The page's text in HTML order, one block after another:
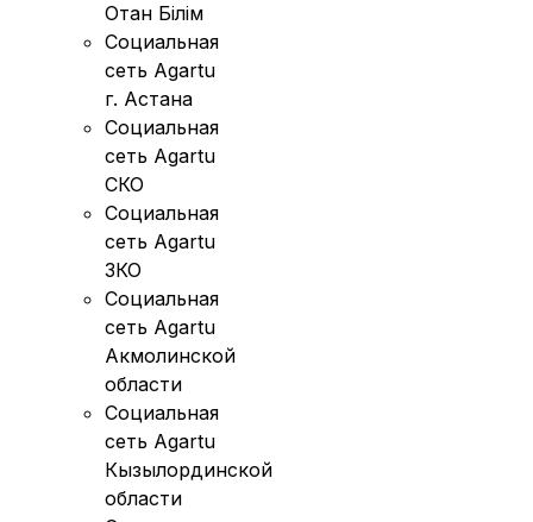
Отан Бiлiм
Социальная
сеть Agartu
г. Астана
Социальная
сеть Agartu
СКО
Социальная
сеть Agartu
ЗКО
Социальная
сеть Agartu
Акмолинской
области
Социальная
сеть Agartu
Кызылординской
области